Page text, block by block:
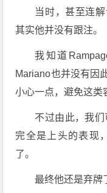
当时，甚至连
其实他并没有跟注。
我知道
Mariano也并没有因
小心一点，避免这类
不过由此，我们
完全是上头的表现
了。
最终他还是弃牌